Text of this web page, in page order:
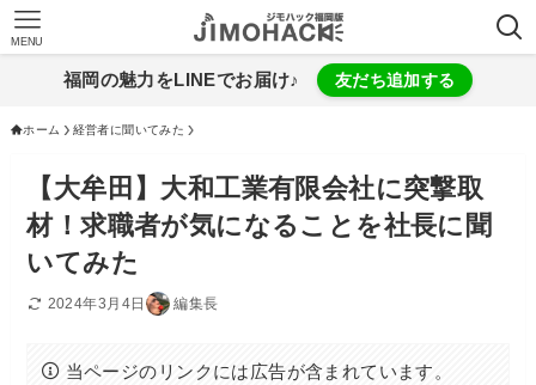
MENU
福岡の魅力をLINEでお届け♪ 友だち追加する
ホーム 経営者に聞いてみた
【大牟田】大和工業有限会社に突撃取
材！求職者が気になることを社長に聞
いてみた
2024年3月4日 編集長
当ページのリンクには広告が含まれています。